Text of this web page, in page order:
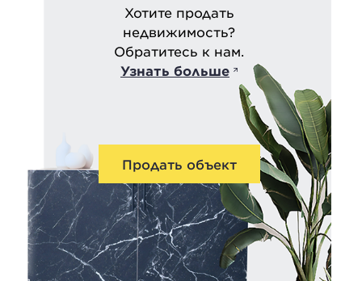
Хотите продать
недвижимость?
Обратитесь к нам.
Узнать больше
Продать объект